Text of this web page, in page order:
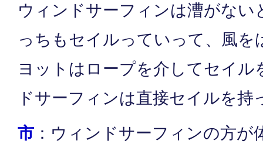
ウィンドサーフィンは漕がない
っちもセイルっていって、風を
ヨットはロープを介してセイル
ドサーフィンは直接セイルを
市 ：ウィンドサーフィンの方